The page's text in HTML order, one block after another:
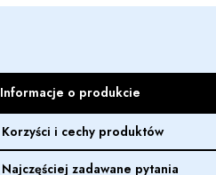
Informacje o produkcie
Korzyści i cechy produktów
Najczęściej zadawane pytania